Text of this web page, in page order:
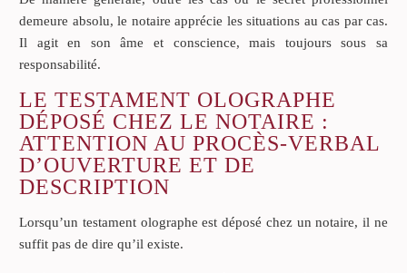
demeure absolu, le notaire apprécie les situations au cas par cas.
Il agit en son âme et conscience, mais toujours sous sa
responsabilité.
LE TESTAMENT OLOGRAPHE
DÉPOSÉ CHEZ LE NOTAIRE :
ATTENTION AU PROCÈS-VERBAL
D’OUVERTURE ET DE
DESCRIPTION
Lorsqu’un testament olographe est déposé chez un notaire, il ne
suffit pas de dire qu’il existe.